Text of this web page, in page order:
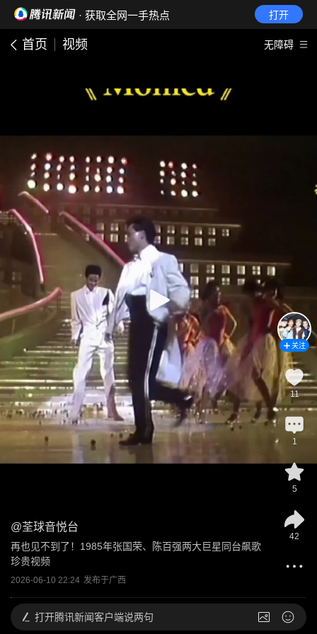
· 获取全网一手热点 打开
首页 视频 无障碍
@荃球音悦台
再也见不到了！1985年张国荣、陈百强两大巨星同台飙歌
珍贵视频
2026-06-10 22:24 发布于广西
关注
11
1
5
42
打开腾讯新闻客户端说两句